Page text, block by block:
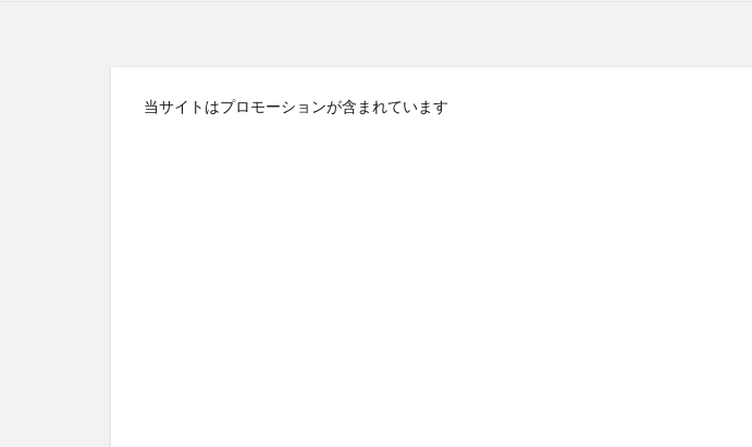
当サイトはプロモーションが含まれています